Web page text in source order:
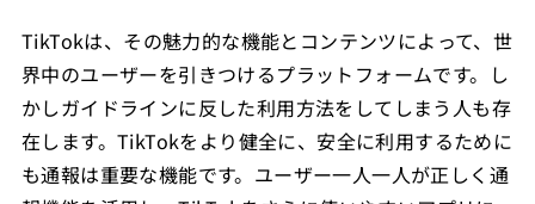
TikTokは、その魅力的な機能とコンテンツによって、世
界中のユーザーを引きつけるプラットフォームです。し
かしガイドラインに反した利用方法をしてしまう人も存
在します。TikTokをより健全に、安全に利用するために
も通報は重要な機能です。ユーザー一人一人が正しく通